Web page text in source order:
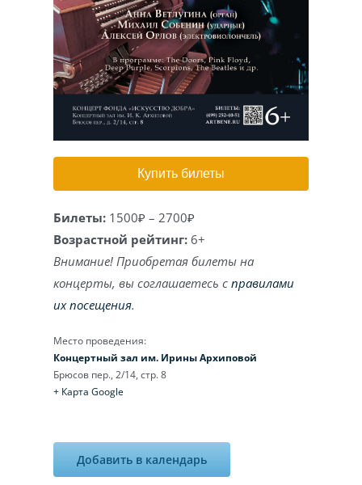
Игра на органе
Купить билеты
Билеты: 1500₽ – 2700₽
Возрастной рейтинг: 6+
Внимание! Приобретая билеты на
концерты, вы соглашаетесь справилами
их посещения.
Место проведения:
Концертный зал им. Ирины Архиповой
Брюсов пер., 2/14, стр. 8
+ Карта Google
Добавить в календарь